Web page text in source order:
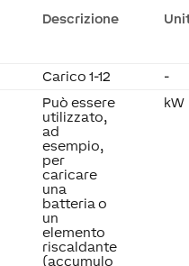
Descrizione
Carico 1-12
-
Può essere
utilizzato,
ad
esempio,
per
caricare
una
batteria o
un
elemento
riscaldante
(accumulo
kW